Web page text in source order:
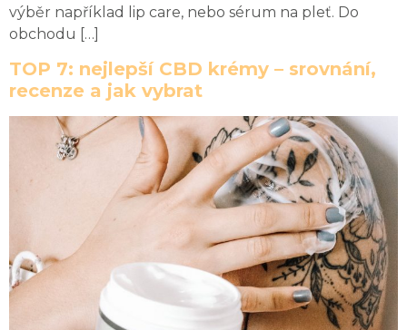
výběr například lip care, nebo sérum na pleť. Do
obchodu […]
TOP 7: nejlepší CBD krémy – srovnání,
recenze a jak vybrat